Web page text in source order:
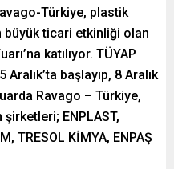
Türkiye, plastik
büyük ticari etkinliği olan
katılıyor. TÜYAP
başlayıp, 8 Aralık
Ravago – Türkiye,
ENPLAST,
TRESOL KİMYA, ENPAŞ